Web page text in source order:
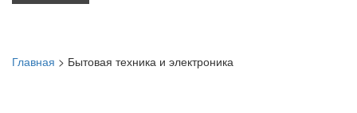
Главная > Бытовая техника и электроника